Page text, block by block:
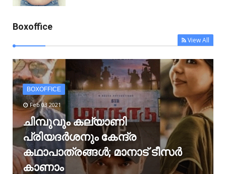
Boxoffice
View All
BOXOFFICE
Feb 03 2021
ചിമ്പുവും കല്യാണി
പ്രിയദർശനും കേന്ദ്ര
കഥാപാത്രങ്ങൾ; മാനാട് ടീസർ
കാണാം